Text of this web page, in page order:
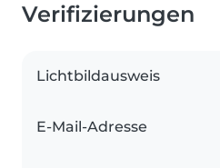
Verifizierungen
Lichtbildausweis
E-Mail-Adresse